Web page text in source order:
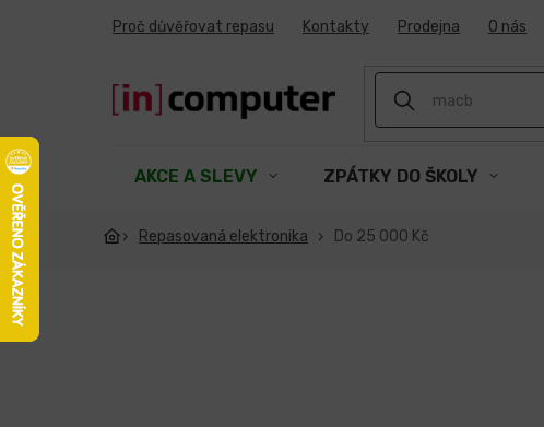
Proč důvěřovat repasu Kontakty Prodejna O nás
AKCE A SLEVY ZPÁTKY DO ŠKOLY
Repasovaná elektronika Do 25 000 Kč